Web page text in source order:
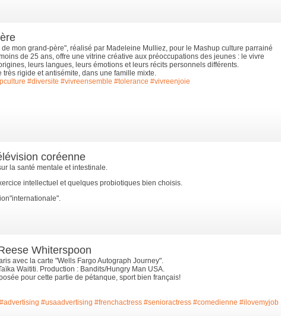
mon grand-père", réalisé par Madeleine Mulliez, pour le Mashup culture parrainé
de 25 ans, offre une vitrine créative aux préoccupations des jeunes : le vivre
leurs langues, leurs émotions et leurs récits personnels différents.
rigide et antisémite, dans une famille mixte.
#diversite #vivreensemble #tolerance #vivreenjoie
coréenne
la santé mentale et intestinale.
intellectuel et quelques probiotiques bien choisis.
Whiterspoon
avec la carte "Wells Fargo Autograph Journey".
Waititi. Production : Bandits/Hungry Man USA.
pour cette partie de pétanque, sport bien français!
#advertising #usaadvertising #frenchactress #senioractress #comedienne #ilovemyjob